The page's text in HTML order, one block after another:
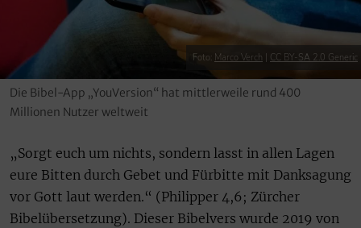
Foto: Marco Verch CC BY-SA 2.0 Generic
Die Bibel-App „YouVersion“ hat mittlerweile rund 400
Millionen Nutzer weltweit
„Sorgt euch um nichts, sondern lasst in allen Lagen
eure Bitten durch Gebet und Fürbitte mit Danksagung
vor Gott laut werden.“ (Philipper 4,6; Zürcher
Bibelübersetzung). Dieser Bibelvers wurde 2019 von